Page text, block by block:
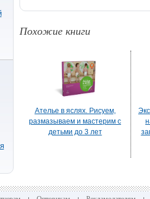
Похожие книги
Ателье в яслях. Рисуем,
размазываем и мастерим с
детьми до 3 лет